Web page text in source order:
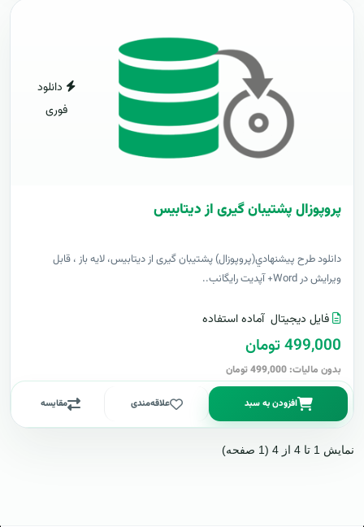
دانلود
فوری
پروپوزال پشتیبان گیری از دیتابیس
دانلود طرح پيشنهادي(پروپوزال) پشتیبان گیری از دیتابیس، لایه باز ، قابل
ویرایش در Word+ آپدیت رایگانب..
فایل دیجیتال آماده استفاده
499,000 تومان
بدون مالیات: 499,000 تومان
افزودن به سبد علاقه‌مندی مقایسه
نمایش 1 تا 4 از 4 (1 صفحه)